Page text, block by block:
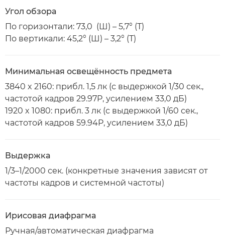
Угол обзора
По горизонтали: 73,0 (Ш) – 5,7° (Т)
По вертикали: 45,2° (Ш) – 3,2° (Т)
Минимальная освещённость предмета
3840 x 2160: прибл. 1,5 лк (с выдержкой 1/30 сек.,
частотой кадров 29.97P, усилением 33,0 дБ)
1920 x 1080: прибл. 3 лк (с выдержкой 1/60 сек.,
частотой кадров 59.94P, усилением 33,0 дБ)
Выдержка
1/3–1/2000 сек. (конкретные значения зависят от
частоты кадров и системной частоты)
Ирисовая диафрагма
Ручная/автоматическая диафрагма